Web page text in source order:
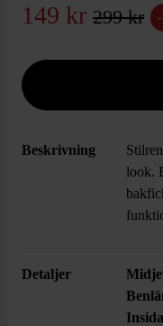
149 kr 299 kr
Beskrivning
look.
Detaljer